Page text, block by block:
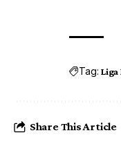
Tag: Liga
Share This Article